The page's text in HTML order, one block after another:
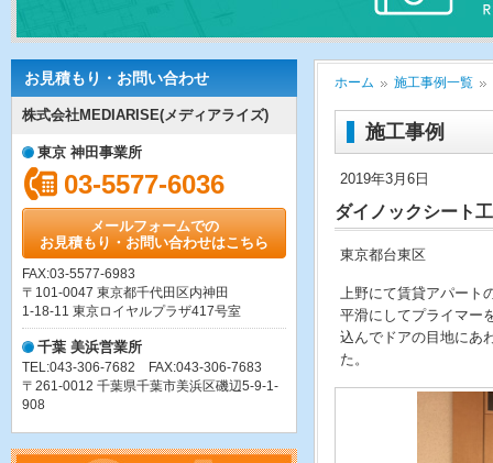
お見積もり・お問い合わせ
株式会社MEDIARISE(メディアライズ)
東京 神田事業所
03-5577-6036
メールフォームでの
お見積もり・お問い合わせはこちら
FAX:03-5577-6983
〒101-0047 東京都千代田区内神田
1-18-11 東京ロイヤルプラザ417号室
千葉 美浜営業所
TEL:043-306-7682 FAX:043-306-7683
〒261-0012 千葉県千葉市美浜区磯辺5-9-1-
908
ホーム 施工事例一覧
施工事例
2019年3月6日
ダイノックシート
東京都台東区
上野にて賃貸アパート
平滑にしてプライマー
込んでドアの目地にあ
た。